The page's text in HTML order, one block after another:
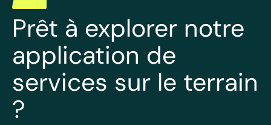
Prêt à explorer notre
application de
services sur le terrain
?